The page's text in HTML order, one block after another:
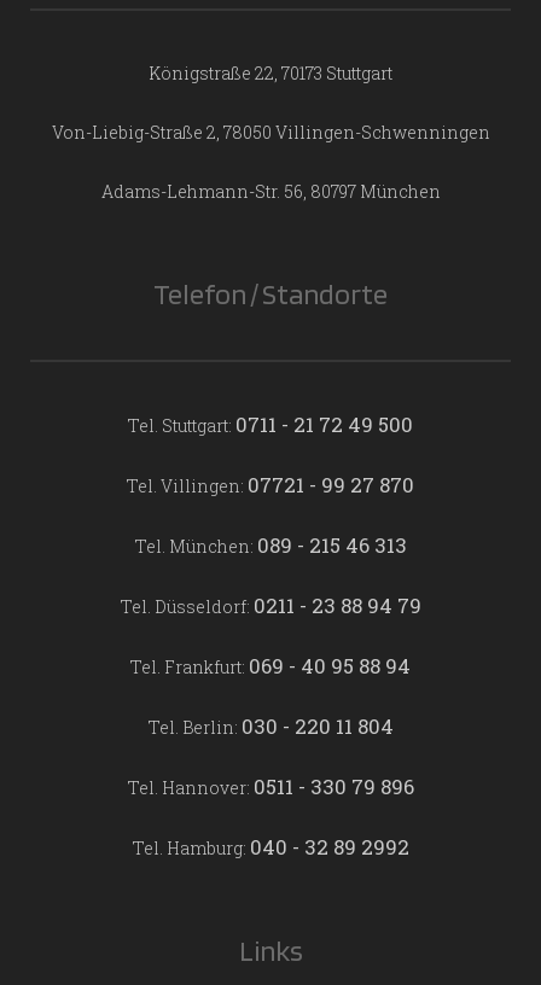
Königstraße 22, 70173 Stuttgart
Von-Liebig-Straße 2, 78050 Villingen-Schwenningen
Adams-Lehmann-Str. 56, 80797 München
Telefon / Standorte
Tel. Stuttgart: 0711 - 21 72 49 500
Tel. Villingen: 07721 - 99 27 870
Tel. München: 089 - 215 46 313
Tel. Düsseldorf: 0211 - 23 88 94 79
Tel. Frankfurt: 069 - 40 95 88 94
Tel. Berlin: 030 - 220 11 804
Tel. Hannover: 0511 - 330 79 896
Tel. Hamburg: 040 - 32 89 2992
Links